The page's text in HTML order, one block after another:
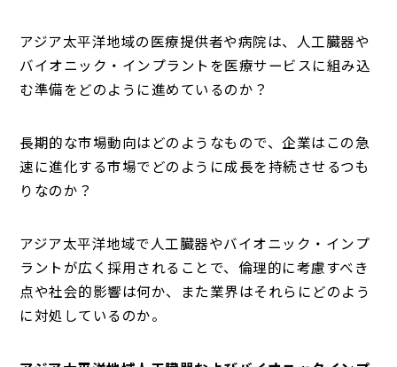
アジア太平洋地域の医療提供者や病院は、人工臓器や
バイオニック・インプラントを医療サービスに組み込
む準備をどのように進めているのか？
長期的な市場動向はどのようなもので、企業はこの急
速に進化する市場でどのように成長を持続させるつも
りなのか？
アジア太平洋地域で人工臓器やバイオニック・インプ
ラントが広く採用されることで、倫理的に考慮すべき
点や社会的影響は何か、また業界はそれらにどのよう
に対処しているのか。